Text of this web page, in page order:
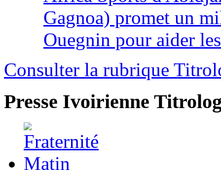
Gagnoa) promet un
Ouegnin pour aider
Consulter la rubrique
Presse Ivoirienne